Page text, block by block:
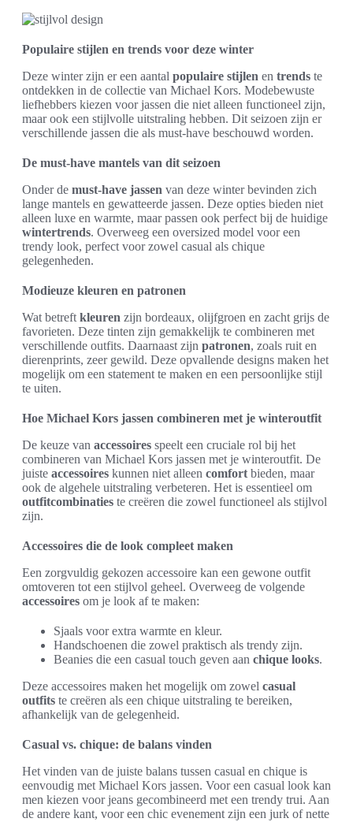
Populaire stijlen en trends voor deze winter
Deze winter zijn er een aantal populaire stijlen en trends te
ontdekken in de collectie van Michael Kors. Modebewuste
liefhebbers kiezen voor jassen die niet alleen functioneel zijn,
maar ook een stijlvolle uitstraling hebben. Dit seizoen zijn er
verschillende jassen die als must-have beschouwd worden.
De must-have mantels van dit seizoen
Onder de must-have jassen van deze winter bevinden zich
lange mantels en gewatteerde jassen. Deze opties bieden niet
alleen luxe en warmte, maar passen ook perfect bij de huidige
wintertrends. Overweeg een oversized model voor een
trendy look, perfect voor zowel casual als chique
gelegenheden.
Modieuze kleuren en patronen
Wat betreft kleuren zijn bordeaux, olijfgroen en zacht grijs de
favorieten. Deze tinten zijn gemakkelijk te combineren met
verschillende outfits. Daarnaast zijn patronen, zoals ruit en
dierenprints, zeer gewild. Deze opvallende designs maken het
mogelijk om een statement te maken en een persoonlijke stijl
te uiten.
Hoe Michael Kors jassen combineren met je winteroutfit
De keuze van accessoires speelt een cruciale rol bij het
combineren van Michael Kors jassen met je winteroutfit. De
juiste accessoires kunnen niet alleen comfort bieden, maar
ook de algehele uitstraling verbeteren. Het is essentieel om
outfitcombinaties te creëren die zowel functioneel als stijlvol
zijn.
Accessoires die de look compleet maken
Een zorgvuldig gekozen accessoire kan een gewone outfit
omtoveren tot een stijlvol geheel. Overweeg de volgende
accessoires om je look af te maken:
Sjaals voor extra warmte en kleur.
Handschoenen die zowel praktisch als trendy zijn.
Beanies die een casual touch geven aan chique looks.
Deze accessoires maken het mogelijk om zowel casual
outfits te creëren als een chique uitstraling te bereiken,
afhankelijk van de gelegenheid.
Casual vs. chique: de balans vinden
Het vinden van de juiste balans tussen casual en chique is
eenvoudig met Michael Kors jassen. Voor een casual look kan
men kiezen voor jeans gecombineerd met een trendy trui. Aan
de andere kant, voor een chic evenement zijn een jurk of nette